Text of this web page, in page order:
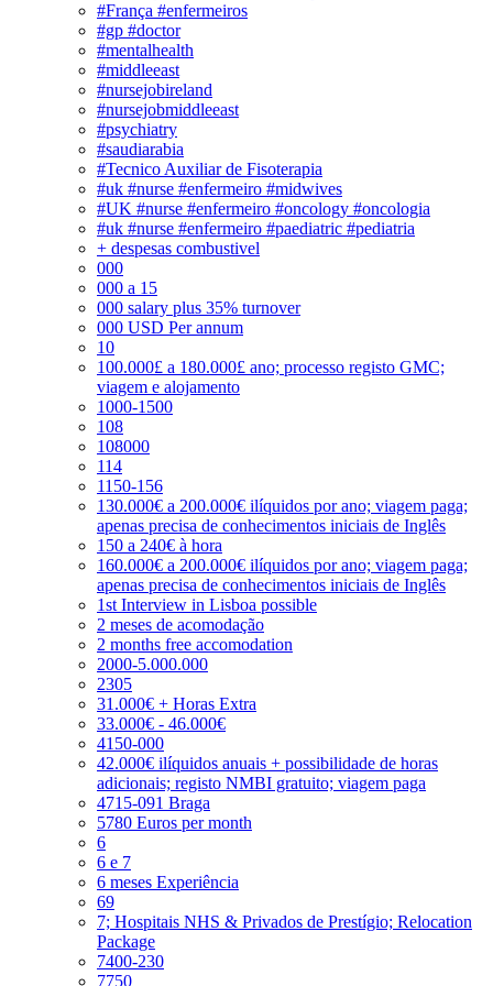
#França #enfermeiros
#gp #doctor
#mentalhealth
#middleeast
#nursejobireland
#nursejobmiddleeast
#psychiatry
#saudiarabia
#Tecnico Auxiliar de Fisoterapia
#uk #nurse #enfermeiro #midwives
#UK #nurse #enfermeiro #oncology #oncologia
#uk #nurse #enfermeiro #paediatric #pediatria
+ despesas combustivel
000
000 a 15
000 salary plus 35% turnover
000 USD Per annum
10
100.000£ a 180.000£ ano; processo registo GMC;
viagem e alojamento
1000-1500
108
108000
114
1150-156
130.000€ a 200.000€ ilíquidos por ano; viagem paga;
apenas precisa de conhecimentos iniciais de Inglês
150 a 240€ à hora
160.000€ a 200.000€ ilíquidos por ano; viagem paga;
apenas precisa de conhecimentos iniciais de Inglês
1st Interview in Lisboa possible
2 meses de acomodação
2 months free accomodation
2000-5.000.000
2305
31.000€ + Horas Extra
33.000€ - 46.000€
4150-000
42.000€ ilíquidos anuais + possibilidade de horas
adicionais; registo NMBI gratuito; viagem paga
4715-091 Braga
5780 Euros per month
6
6 e 7
6 meses Experiência
69
7; Hospitais NHS & Privados de Prestígio; Relocation
Package
7400-230
7750